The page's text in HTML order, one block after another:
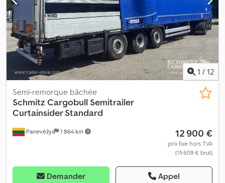
freinage électronique EBS, Boîte à outils, Support roue de
secours (2x), Béquille fixée, Toit coulissant, Prise de
raccordement 1x15- et 2x7 broches, Système antispray, Scellés
douaniers. Dcjdpfszbvq Hex Acwsk
1 / 12
Panevėžys 1 864 km
Semi-remorque bâchée
Schmitz Cargobull Semitrailer
Curtainsider Standard
12 900 €
prix fixe hors TVA
(15 609 € brut)
Demander Appel